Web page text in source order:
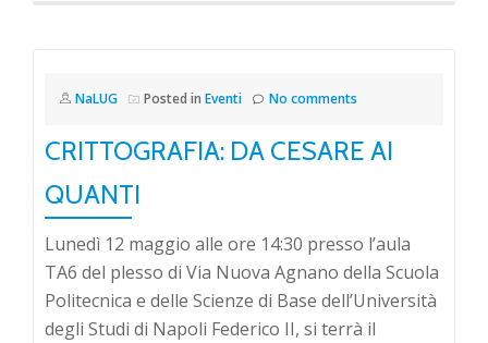
NaLUG Posted in Eventi No comments
CRITTOGRAFIA: DA CESARE AI
QUANTI
Lunedì 12 maggio alle ore 14:30 presso l’aula
TA6 del plesso di Via Nuova Agnano della Scuola
Politecnica e delle Scienze di Base dell’Università
degli Studi di Napoli Federico II, si terrà il